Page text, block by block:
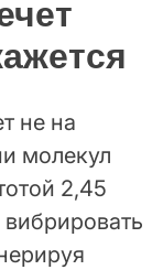
не на
молекул
2,45